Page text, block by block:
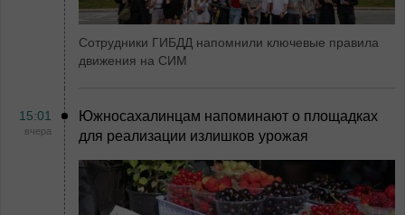
Сотрудники ГИБДД напомнили ключевые правила
движения на СИМ
15:01
вчера
Южносахалинцам напоминают о площадках
для реализации излишков урожая